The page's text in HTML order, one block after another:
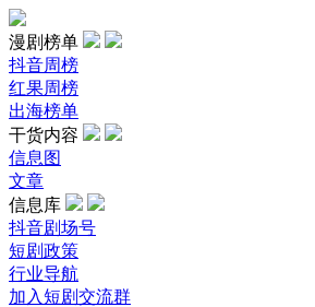
漫剧榜单
抖音周榜
红果周榜
出海榜单
干货内容
信息图
文章
信息库
抖音剧场号
短剧政策
行业导航
加入短剧交流群